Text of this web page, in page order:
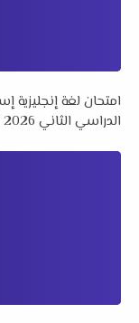
امتحان لغة
الدراسي الثاني 2026 لتوجيه اللغة الإنجليزية بدمياط